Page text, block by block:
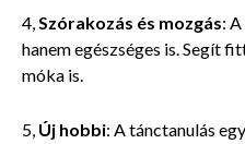
4,Szórakozás és mozgás:
hanem egészséges is. Segít
móka is.
5, Új hobbi: A tánctanulás